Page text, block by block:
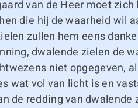
van de Heer moet
die hij de waarheid wil
zullen hem eens
dwalende zielen de
niet opgegeven,
wat vol van licht is en
de redding van dwalende